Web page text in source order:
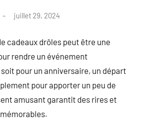
juillet 29, 2024
cadeaux drôles peut être une
rendre un événement
pour un anniversaire, un départ
pour apporter un peu de
amusant garantit des rires et